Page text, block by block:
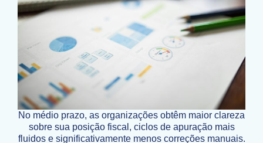
No médio prazo, as organizações obtêm maior clareza
sobre sua posição fiscal, ciclos de apuração mais
fluidos e significativamente menos correções manuais.